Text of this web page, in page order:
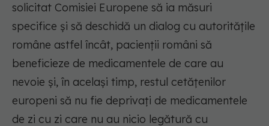
solicitat Comisiei Europene să ia măsuri
specifice și să deschidă un dialog cu autoritățile
române astfel încât, pacienții români să
beneficieze de medicamentele de care au
nevoie și, în același timp, restul cetățenilor
europeni să nu fie deprivați de medicamentele
de zi cu zi care nu au nicio legătură cu